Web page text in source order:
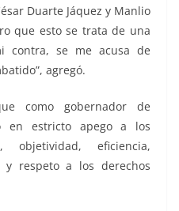
Duarte Jáquez y Manlio
que esto se trata de una
contra, se me acusa de
agregó.
como gobernador de
en estricto apego a los
objetividad, eficiencia,
y respeto a los derechos